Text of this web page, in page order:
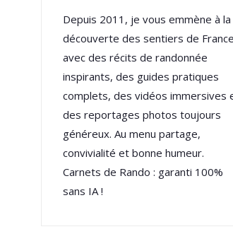
Depuis 2011, je vous emmène à la
découverte des sentiers de France
avec des récits de randonnée
inspirants, des guides pratiques
complets, des vidéos immersives
des reportages photos toujours
généreux. Au menu partage,
convivialité et bonne humeur.
Carnets de Rando : garanti 100%
sans IA !